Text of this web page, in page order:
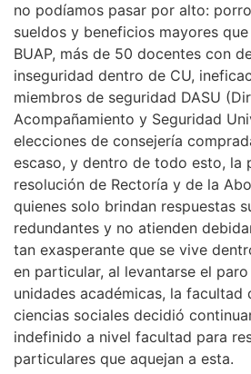
no podíamos pasar por alto:
sueldos y beneficios mayores
BUAP, más de 50 docentes con
inseguridad dentro de CU,
miembros de seguridad DASU
Acompañamiento y Seguridad
elecciones de consejería
escaso, y dentro de todo esto, la
resolución de Rectoría y de la
quienes solo brindan respuestas
redundantes y no atienden
tan exasperante que se vive
en particular, al levantarse el
unidades académicas, la facultad
ciencias sociales decidió
indefinido a nivel facultad para
particulares que aquejan a esta.